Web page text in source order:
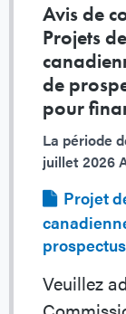
Avis de
Projets
de
pour
La période
juillet 2026
Fichier
Projet
prospectus
Veuillez